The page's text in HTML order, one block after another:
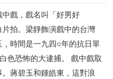
戲，戲名叫「好男好
拍。梁靜飾演戲中的台灣
時間是一九四○年的抗日單
色恐怖的大逮捕。 戲中戲取
蔣碧玉和鍾皓東，這對浪